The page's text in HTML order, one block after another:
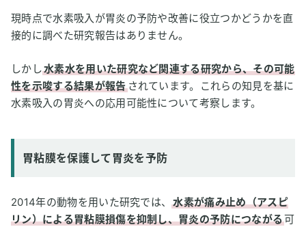
現時点で水素吸入が胃炎の予防や改善に役立つかどうかを直
接的に調べた研究報告はありません。
しかし水素水を用いた研究など関連する研究から、その可能
性を示唆する結果が報告されています。これらの知見を基に
水素吸入の胃炎への応用可能性について考察します。
胃粘膜を保護して胃炎を予防
2014年の動物を用いた研究では、水素が痛み止め（アスピ
リン）による胃粘膜損傷を抑制し、胃炎の予防につながる可